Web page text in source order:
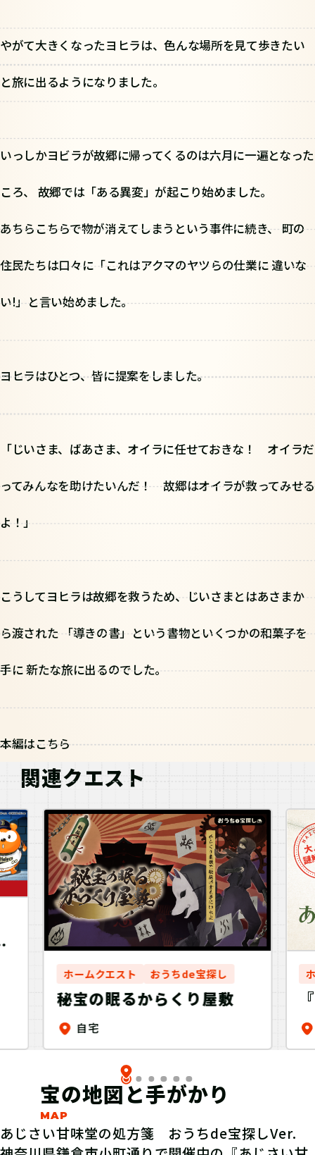
やがて大きくなったヨヒラは、色んな場所を見て歩きたい
と旅に出るようになりました。
いっしかヨビラが故郷に帰ってくるのは六月に一遍となった
ころ、 故郷では「ある異変」が起こり始めました。
あちらこちらで物が消えてしまうという事件に続き、 町の
住民たちは口々に「これはアクマのヤツらの仕業に 違いな
い!」と言い始めました。
ヨヒラはひとつ、皆に提案をしました。
「じいさま、ばあさま、オイラに任せておきな！ オイラだ
ってみんなを助けたいんだ！ 故郷はオイラが救ってみせる
よ！」
こうしてヨヒラは故郷を救うため、じいさまとはあさまか
ら渡された 「導きの書」という書物といくつかの和菓子を
手に 新たな旅に出るのでした。
本編はこちら
関連クエスト
ホームクエスト おうちde宝探し
秘宝の眠るからくり屋敷
自宅
宝の地図と手がかり
あじさい甘味堂の処方箋 おうちde宝探しVer.